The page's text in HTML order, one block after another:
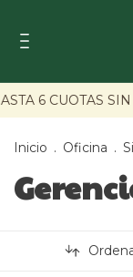
6 CUOTAS
Inicio . Oficina .